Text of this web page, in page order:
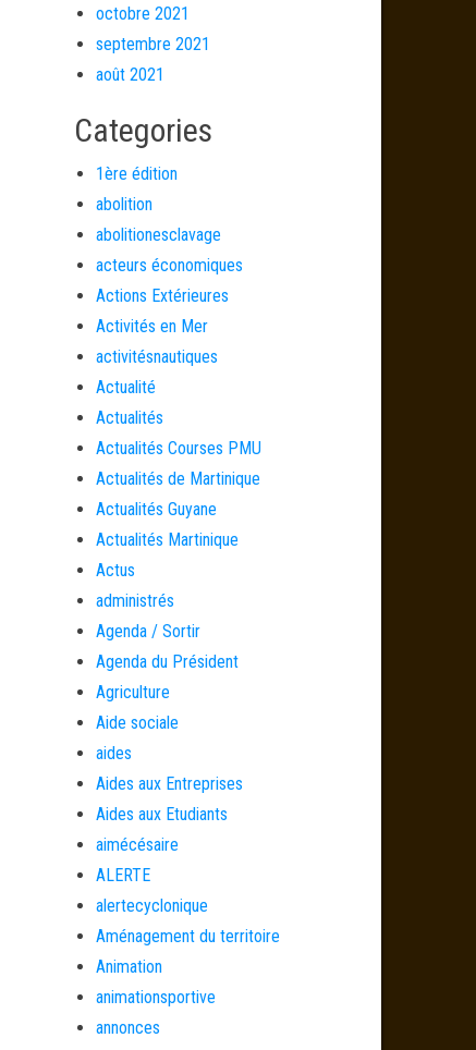
octobre 2021
septembre 2021
août 2021
Categories
1ère édition
abolition
abolitionesclavage
acteurs économiques
Actions Extérieures
Activités en Mer
activitésnautiques
Actualité
Actualités
Actualités Courses PMU
Actualités de Martinique
Actualités Guyane
Actualités Martinique
Actus
administrés
Agenda / Sortir
Agenda du Président
Agriculture
Aide sociale
aides
Aides aux Entreprises
Aides aux Etudiants
aimécésaire
ALERTE
alertecyclonique
Aménagement du territoire
Animation
animationsportive
annonces